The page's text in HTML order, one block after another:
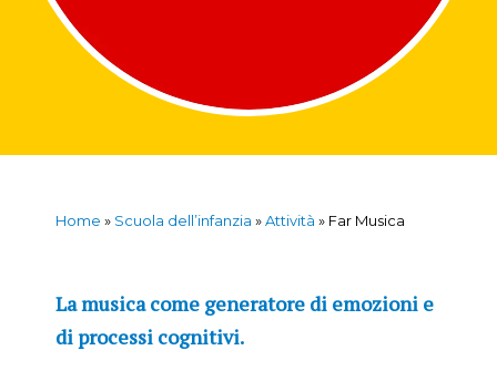
Home » Scuola dell’infanzia »Attività » Far Musica
La musica come generatore di emozioni e
di processi cognitivi.